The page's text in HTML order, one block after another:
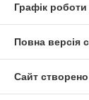
Графік роботи
Повна версія
Сайт